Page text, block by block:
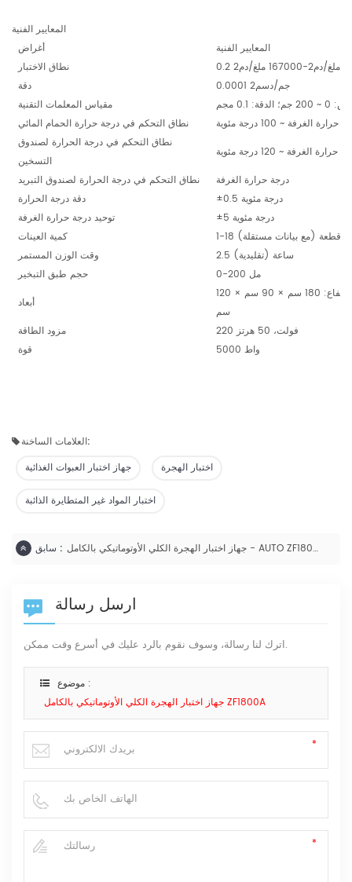
المعايير الفنية
أغراض
المعايير الفنية
نطاق الاختبار
0.2 ملغ/دم2-167000 ملغ/دم2
دقة
0.0001 جم/دسم2
مقياس المعلمات التقنية
0.1 مجم
نطاق التحكم في درجة حرارة الحمام المائي
حرارة الغرفة ~ 100 درجة مئوية
نطاق التحكم في درجة الحرارة لصندوق
التسخين
حرارة الغرفة ~ 120 درجة مئوية
نطاق التحكم في درجة الحرارة لصندوق التبريد
درجة حرارة الغرفة
دقة درجة الحرارة
±0.5 درجة مئوية
توحيد درجة حرارة الغرفة
±5 درجة مئوية
كمية العينات
1-18 قطعة (مع بيانات مستقلة)
وقت الوزن المستمر
2.5 ساعة (تقليدية)
حجم طبق التبخير
0-200 مل
أبعاد
الطول × العرض × الارتفاع: 180 سم × 90 سم × 120
سم
مزود الطاقة
220 فولت، 50 هرتز
قوة
5000 واط
العلامات الساخنة:
جهاز اختبار العبوات الغذائية
اختبار الهجرة
اختبار المواد غير المتطايرة الذائبة
سابق : جهاز اختبار الهجرة الكلي الأوتوماتيكي بالكامل - AUTO ZF1800G
ارسل رسالة
اترك لنا رسالة، وسوف نقوم بالرد عليك في أسرع وقت ممكن.
موضوع :
جهاز اختبار الهجرة الكلي الأوتوماتيكي بالكامل ZF1800A